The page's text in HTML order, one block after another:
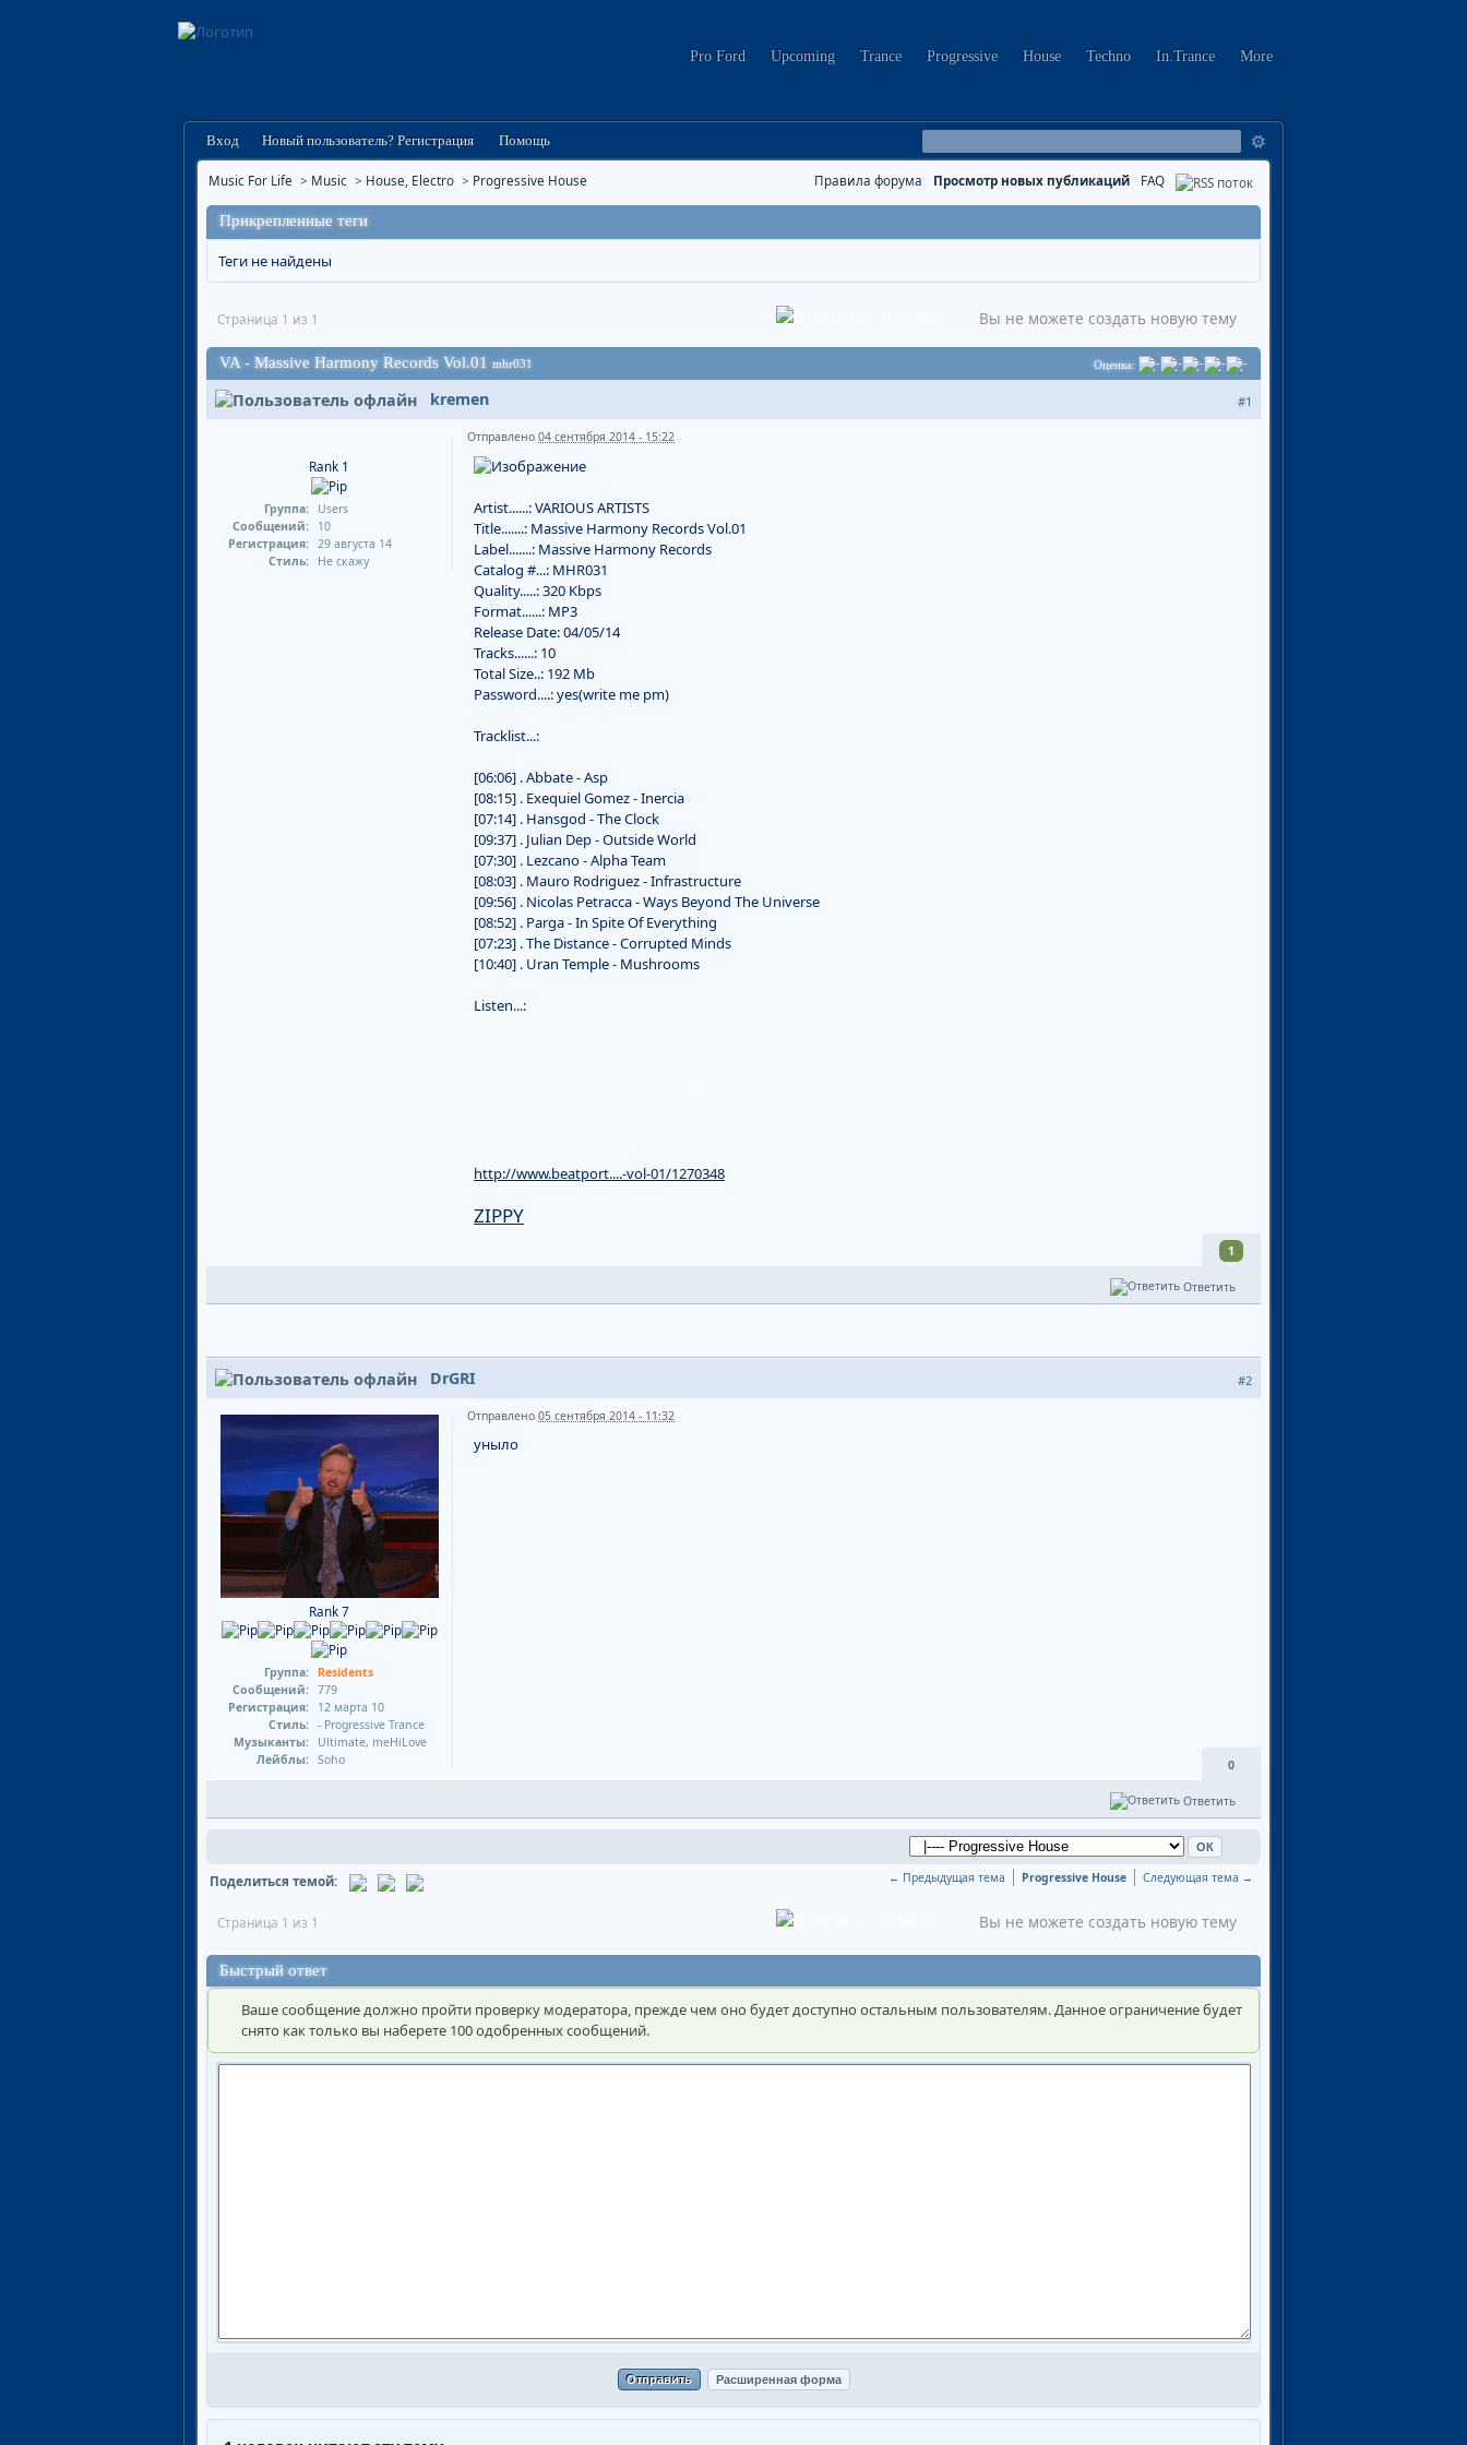
Pro Ford Upcoming Trance Progressive House Techno In.Trance More
Вход Новый пользователь? Регистрация Помощь
Music For Life > Music > House, Electro > Progressive House Правила форума Просмотр новых публикаций FAQ
Прикрепленные теги
Теги не найдены
Страница 1 из 1 Вы не можете создать новую тему
VA - Massive Harmony Records Vol.01 mhr031 Оценка:
#1
kremen
Rank 1
Группа:
Users
Сообщений:
10
Регистрация:
29 августа 14
Стиль:
Не скажу
Отправлено 04 сентября 2014 - 15:22
Artist......: VARIOUS ARTISTS
Title.......: Massive Harmony Records Vol.01
Label.......: Massive Harmony Records
Catalog #...: MHR031
Quality.....: 320 Kbps
Format......: MP3
Release Date: 04/05/14
Tracks......: 10
Total Size..: 192 Mb
Password....: yes(write me pm)
Tracklist...:
[06:06] . Abbate - Asp
[08:15] . Exequiel Gomez - Inercia
[07:14] . Hansgod - The Clock
[09:37] . Julian Dep - Outside World
[07:30] . Lezcano - Alpha Team
[08:03] . Mauro Rodriguez - Infrastructure
[09:56] . Nicolas Petracca - Ways Beyond The Universe
[08:52] . Parga - In Spite Of Everything
[07:23] . The Distance - Corrupted Minds
[10:40] . Uran Temple - Mushrooms
Listen...:
http://www.beatport....-vol-01/1270348
ZIPPY
1
Ответить
#2
DrGRI
Rank 7
Группа:
Residents
Сообщений:
779
Регистрация:
12 марта 10
Стиль:
- Progressive Trance
Музыканты:
Ultimate, meHiLove
Лейблы:
Soho
Отправлено 05 сентября 2014 - 11:32
уныло
0
Ответить
← Предыдущая тема Progressive House Следующая тема →
Поделиться темой:
Страница 1 из 1 Вы не можете создать новую тему
Быстрый ответ
Ваше сообщение должно пройти проверку модератора, прежде чем оно будет доступно остальным пользователям. Данное ограничение будет
снято как только вы наберете 100 одобренных сообщений.